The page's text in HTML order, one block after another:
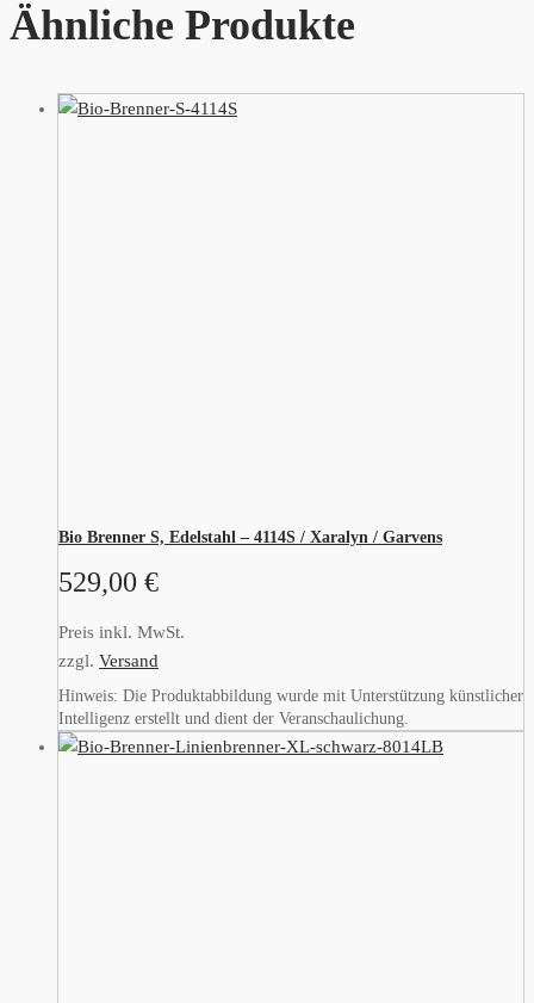
Ähnliche Produkte
Bio Brenner S, Edelstahl – 4114S / Xaralyn / Garvens
529,00 €
Preis inkl. MwSt.
zzgl. Versand
Hinweis: Die Produktabbildung wurde mit Unterstützung künstlicher
Intelligenz erstellt und dient der Veranschaulichung.